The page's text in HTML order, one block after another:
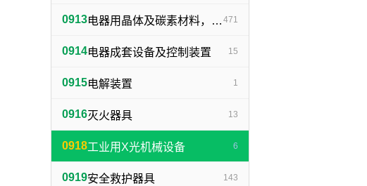
0913 电器用晶体及碳素材料，电子、电气通用元件 471
0914电器成套设备及控制装置 15
0915电解装置 1
0916灭火器具 13
0918工业用X光机械设备 6
0919安全救护器具 143